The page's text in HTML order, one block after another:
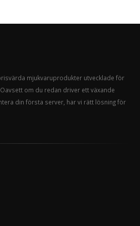
mjukvaruprodukter utvecklade för
om du redan driver ett växande
din första server, har vi rätt lösning för